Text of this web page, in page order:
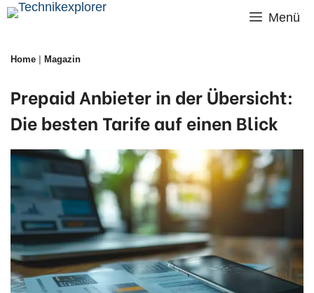
Zum
springen
Menü
Home Magazin
Prepaid Anbieter in der Übersicht:
Die besten Tarife auf einen Blick